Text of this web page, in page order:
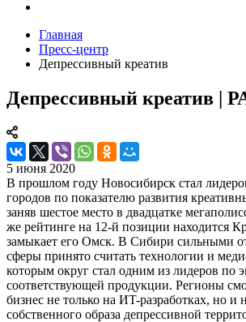
Главная
Пресс-центр
Депрессивный креатив
Депрессивный креатив |
5 июня 2020
В прошлом году Новосибирск стал
городов по показателю развития
заняв шестое место в двадцатке
же рейтинге на 12-й позиции находится
замыкает его Омск. В Сибири сильными
сферы принято считать технологии и
которым округ стал одним из лидеров по
соответствующей продукции. Регионы
бизнес не только на ИT-разработках, но и
собственного образа депрессивной